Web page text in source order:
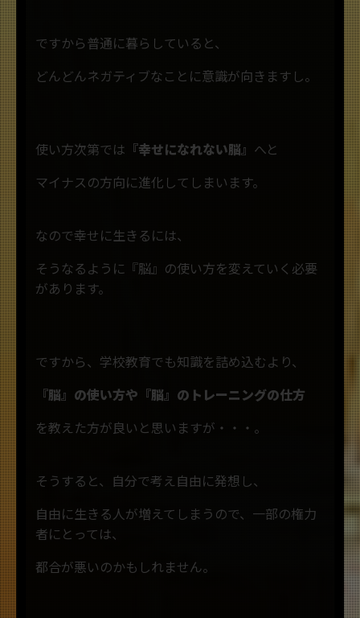
ですから普通に暮らしていると、
どんどんネガティブなことに意識が向きますし。
使い方次第では 『幸せになれない脳』 へと
マイナスの方向に進化してしまいます。
なので幸せに生きるには、
そうなるように『脳』の使い方を変えていく必要
があります。
ですから、学校教育でも知識を詰め込むより、
『脳』の使い方や『脳』のトレーニングの仕方
を教えた方が良いと思いますが・・・。
そうすると、自分で考え自由に発想し、
自由に生きる人が増えてしまうので、一部の権力
者にとっては、
都合が悪いのかもしれません。